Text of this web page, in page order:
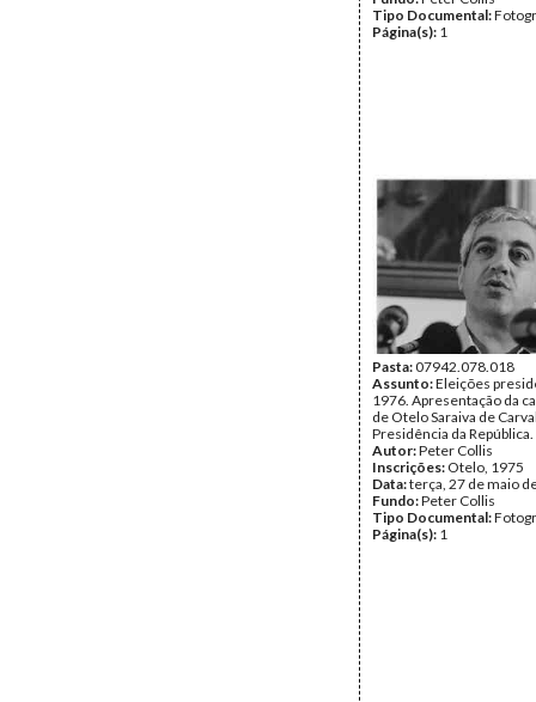
Tipo Documental:
Página(s): 1
Pasta:07942.078.018
Assunto:Eleições
1976. Apresentação da
de Otelo Saraiva de
Presidência da República.
Autor:Peter Collis
Inscrições: Otelo, 1975
Data:terça, 27 de maio
Fundo:Peter Collis
Tipo Documental:
Página(s): 1